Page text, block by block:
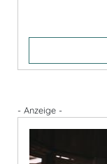
- Anzeige -